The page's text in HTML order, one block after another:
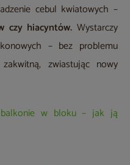
cebul kwiatowych –
czy hiacyntów. Wystarczy
– bez problemu
zwiastując nowy
w bloku – jak ją